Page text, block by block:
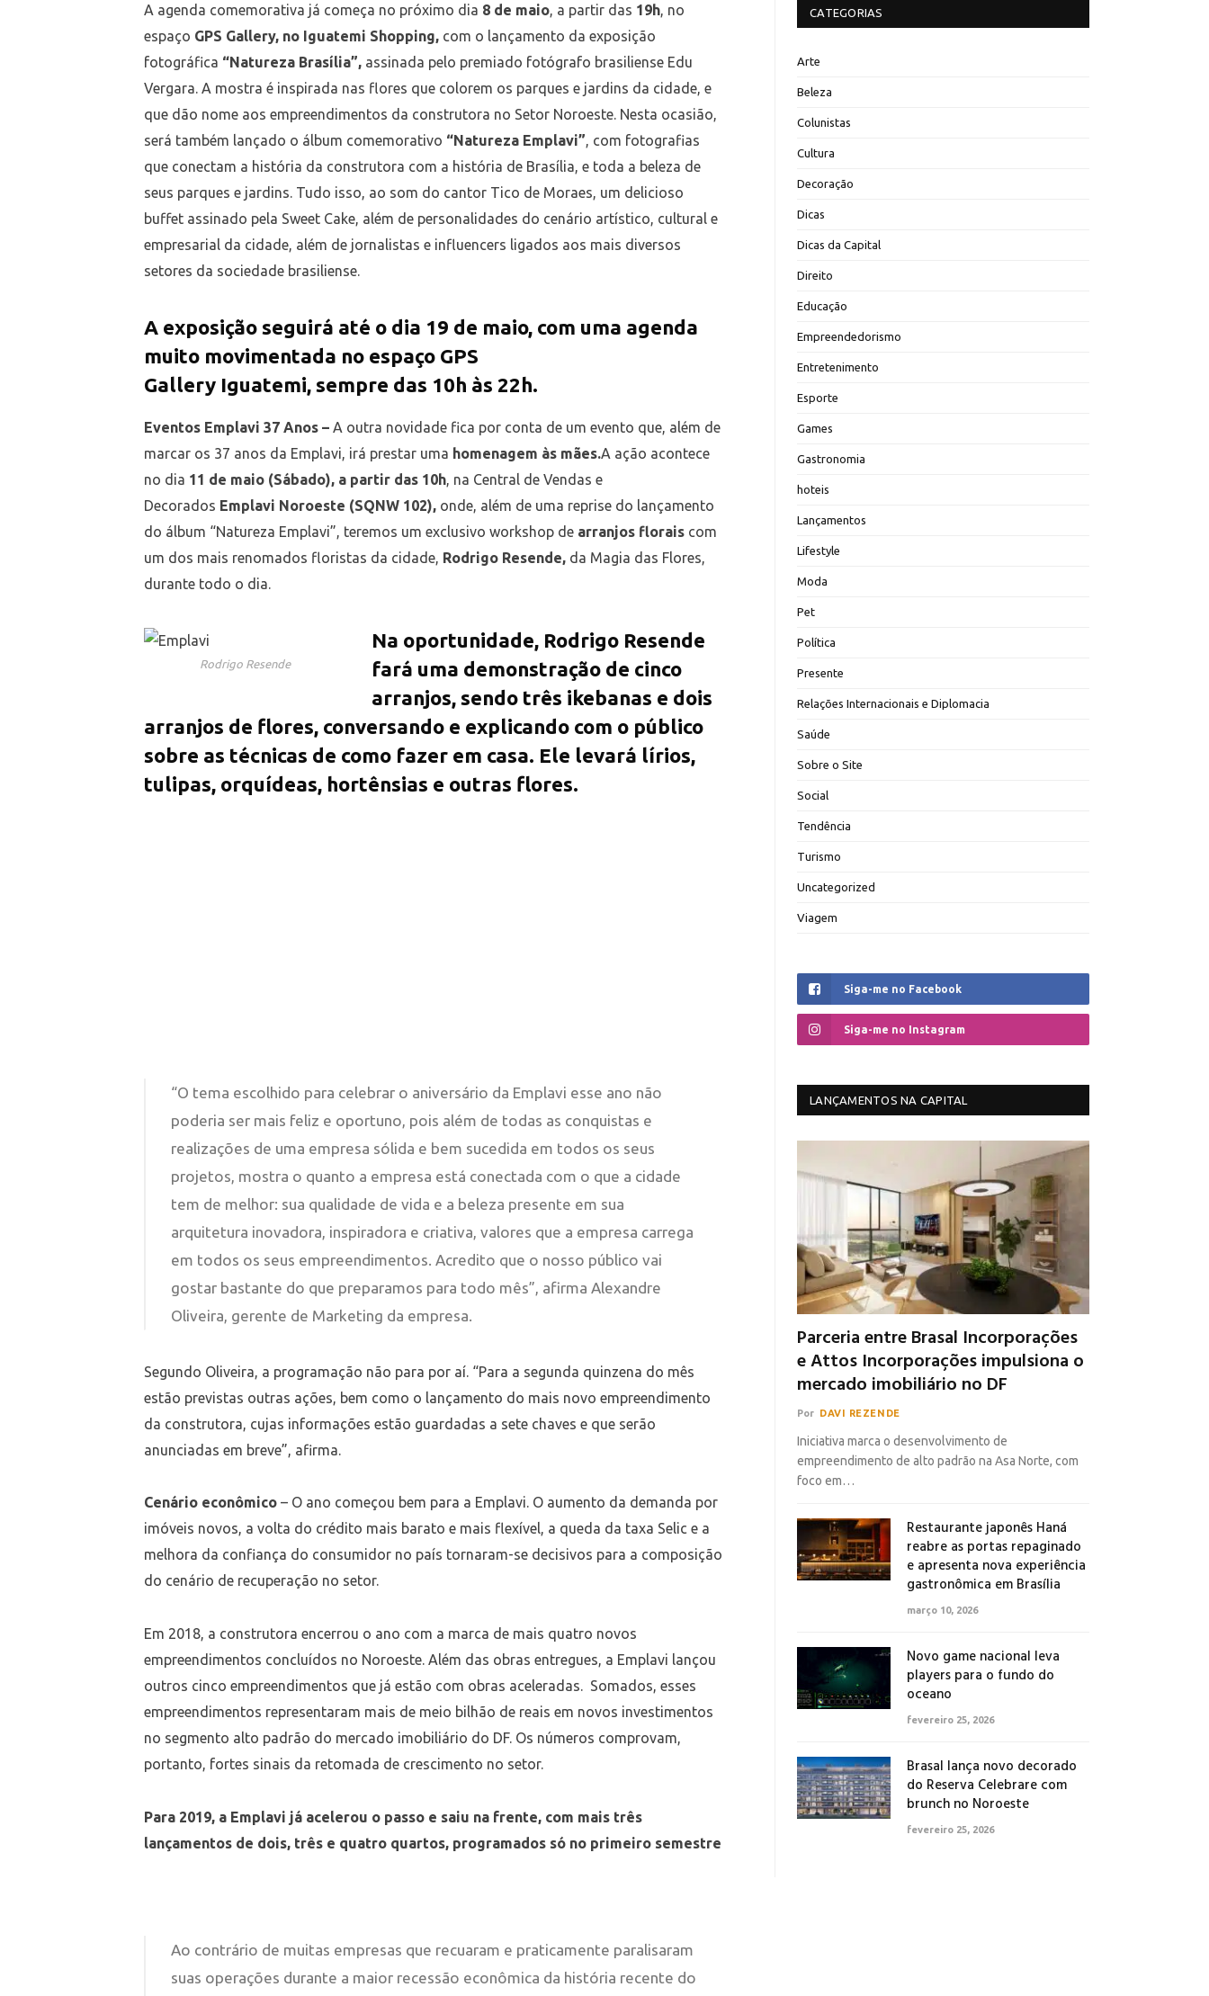
A agenda comemorativa já começa no próximo dia 8 de maio, a partir das 19h, no
espaço GPS Gallery, no Iguatemi Shopping, com o lançamento da exposição
fotográfica “Natureza Brasília”, assinada pelo premiado fotógrafo brasiliense Edu
Vergara. A mostra é inspirada nas flores que colorem os parques e jardins da cidade, e
que dão nome aos empreendimentos da construtora no Setor Noroeste. Nesta ocasião,
será também lançado o álbum comemorativo “Natureza Emplavi”, com fotografias
que conectam a história da construtora com a história de Brasília, e toda a beleza de
seus parques e jardins. Tudo isso, ao som do cantor Tico de Moraes, um delicioso
buffet assinado pela Sweet Cake, além de personalidades do cenário artístico, cultural e
empresarial da cidade, além de jornalistas e influencers ligados aos mais diversos
setores da sociedade brasiliense.
A exposição seguirá até o dia 19 de maio, com uma agenda
muito movimentada no espaço GPS
Gallery Iguatemi, sempre das 10h às 22h.
Eventos Emplavi 37 Anos – A outra novidade fica por conta de um evento que, além de
marcar os 37 anos da Emplavi, irá prestar uma homenagem às mães.A ação acontece
no dia 11 de maio (Sábado), a partir das 10h, na Central de Vendas e
Decorados Emplavi Noroeste (SQNW 102), onde, além de uma reprise do lançamento
do álbum “Natureza Emplavi”, teremos um exclusivo workshop de arranjos florais com
um dos mais renomados floristas da cidade, Rodrigo Resende, da Magia das Flores,
durante todo o dia.
Rodrigo Resende
Na oportunidade, Rodrigo Resende
fará uma demonstração de cinco
arranjos, sendo três ikebanas e dois
arranjos de flores, conversando e explicando com o público
sobre as técnicas de como fazer em casa. Ele levará lírios,
tulipas, orquídeas, hortênsias e outras flores.
“O tema escolhido para celebrar o aniversário da Emplavi esse ano não
poderia ser mais feliz e oportuno, pois além de todas as conquistas e
realizações de uma empresa sólida e bem sucedida em todos os seus
projetos, mostra o quanto a empresa está conectada com o que a cidade
tem de melhor: sua qualidade de vida e a beleza presente em sua
arquitetura inovadora, inspiradora e criativa, valores que a empresa carrega
em todos os seus empreendimentos. Acredito que o nosso público vai
gostar bastante do que preparamos para todo mês”, afirma Alexandre
Oliveira, gerente de Marketing da empresa.
Segundo Oliveira, a programação não para por aí. “Para a segunda quinzena do mês
estão previstas outras ações, bem como o lançamento do mais novo empreendimento
da construtora, cujas informações estão guardadas a sete chaves e que serão
anunciadas em breve”, afirma.
Cenário econômico – O ano começou bem para a Emplavi. O aumento da demanda por
imóveis novos, a volta do crédito mais barato e mais flexível, a queda da taxa Selic e a
melhora da confiança do consumidor no país tornaram-se decisivos para a composição
do cenário de recuperação no setor.
Em 2018, a construtora encerrou o ano com a marca de mais quatro novos
empreendimentos concluídos no Noroeste. Além das obras entregues, a Emplavi lançou
outros cinco empreendimentos que já estão com obras aceleradas. Somados, esses
empreendimentos representaram mais de meio bilhão de reais em novos investimentos
no segmento alto padrão do mercado imobiliário do DF. Os números comprovam,
portanto, fortes sinais da retomada de crescimento no setor.
Para 2019, a Emplavi já acelerou o passo e saiu na frente, com mais três
lançamentos de dois, três e quatro quartos, programados só no primeiro semestre
Ao contrário de muitas empresas que recuaram e praticamente paralisaram
suas operações durante a maior recessão econômica da história recente do
CATEGORIAS
Arte
Beleza
Colunistas
Cultura
Decoração
Dicas
Dicas da Capital
Direito
Educação
Empreendedorismo
Entretenimento
Esporte
Games
Gastronomia
hoteis
Lançamentos
Lifestyle
Moda
Pet
Política
Presente
Relações Internacionais e Diplomacia
Saúde
Sobre o Site
Social
Tendência
Turismo
Uncategorized
Viagem
Siga-me no Facebook
Siga-me no Instagram
LANÇAMENTOS NA CAPITAL
Parceria entre Brasal Incorporações
e Attos Incorporações impulsiona o
mercado imobiliário no DF
Por DAVI REZENDE
Iniciativa marca o desenvolvimento de
empreendimento de alto padrão na Asa Norte, com
foco em…
Restaurante japonês Haná
reabre as portas repaginado
e apresenta nova experiência
gastronômica em Brasília
março 10, 2026
Novo game nacional leva
players para o fundo do
oceano
fevereiro 25, 2026
Brasal lança novo decorado
do Reserva Celebrare com
brunch no Noroeste
fevereiro 25, 2026